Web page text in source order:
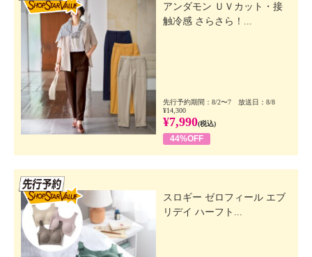
アンダモン ＵＶカット・接
触冷感 さらさら！...
先行予約期間：8/2〜7 放送日：8/8
¥14,300
¥7,990(税込)
44%OFF
スロギー ゼロフィール エブ
リデイ ハーフト...